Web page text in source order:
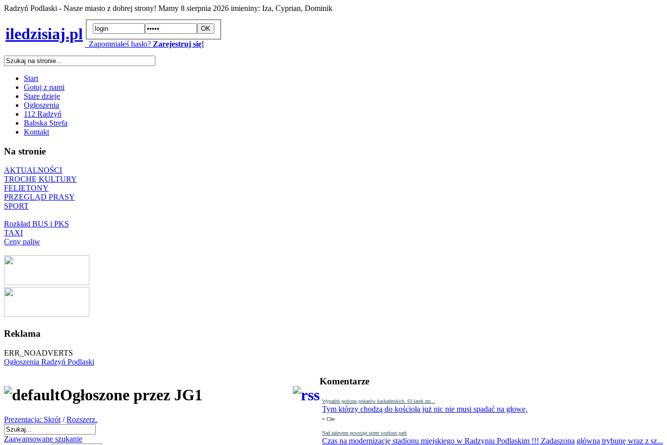
Radzyń Podlaski - Nasze miasto z dobrej strony! Mamy 8 sierpnia 2026 imieniny: Iza, Cyprian, Dominik
iledzisiaj.pl
Zapomniałeś hasło? Zarejestruj się!
Start
Gotuj z nami
Stare dzieje
Ogłoszenia
112 Radzyń
Babska Strefa
Kontakt
Na stronie
AKTUALNOŚCI
TROCHĘ KULTURY
FELIETONY
PRZEGLĄD PRASY
SPORT
Rozkład BUS i PKS
TAXI
Ceny paliw
Reklama
ERR_NOADVERTS
Komentarze
Wypadek podczas pokazów kaskaderskich. 61-latek zm...
Tym którzy chodzą do kościoła już nic nie musi spadać na głowę.
- Che
Nad zalewem powstaje street workout park
Czas na modernizację stadionu miejskiego w Radzyniu Podlaskim !!! Zadaszoną główną trybunę wraz z sz...
Ogłoszenia Radzyń Podlaski
Ogłoszone przez JG1
Prezentacja: Skrót /Rozszerz.
Zaawansowane szukanie